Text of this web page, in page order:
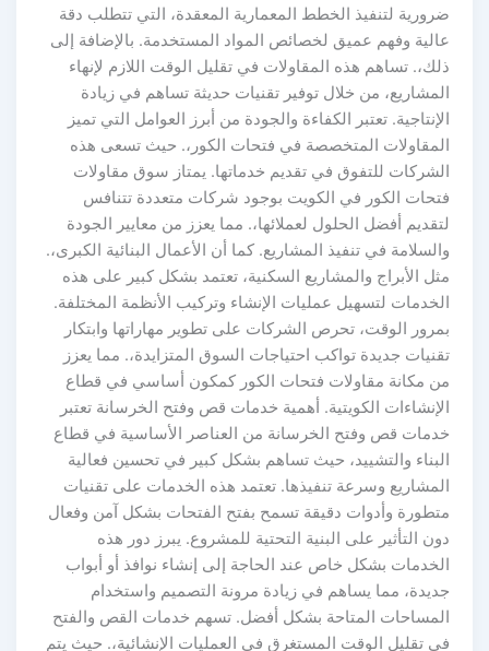
لتنفيذ الخطط المعمارية المعقدة، التي تتطلب دقة
وفهم عميق لخصائص المواد المستخدمة. بالإضافة إلى
تساهم هذه المقاولات في تقليل الوقت اللازم لإنهاء
من خلال توفير تقنيات حديثة تساهم في زيادة
تعتبر الكفاءة والجودة من أبرز العوامل التي تميز
المتخصصة في فتحات الكور،. حيث تسعى هذه
للتفوق في تقديم خدماتها. يمتاز سوق مقاولات
الكور في الكويت بوجود شركات متعددة تتنافس
أفضل الحلول لعملائها،. مما يعزز من معايير الجودة
في تنفيذ المشاريع. كما أن الأعمال البنائية الكبرى،.
الأبراج والمشاريع السكنية، تعتمد بشكل كبير على هذه
لتسهيل عمليات الإنشاء وتركيب الأنظمة المختلفة.
الوقت، تحرص الشركات على تطوير مهاراتها وابتكار
جديدة تواكب احتياجات السوق المتزايدة،. مما يعزز
مكانة مقاولات فتحات الكور كمكون أساسي في قطاع
الكويتية. أهمية خدمات قص وفتح الخرسانة تعتبر
قص وفتح الخرسانة من العناصر الأساسية في قطاع
والتشييد، حيث تساهم بشكل كبير في تحسين فعالية
وسرعة تنفيذها. تعتمد هذه الخدمات على تقنيات
وأدوات دقيقة تسمح بفتح الفتحات بشكل آمن وفعال
التأثير على البنية التحتية للمشروع. يبرز دور هذه
بشكل خاص عند الحاجة إلى إنشاء نوافذ أو أبواب
مما يساهم في زيادة مرونة التصميم واستخدام
المتاحة بشكل أفضل. تسهم خدمات القص والفتح
تقليل الوقت المستغرق في العمليات الإنشائية،. حيث يتم